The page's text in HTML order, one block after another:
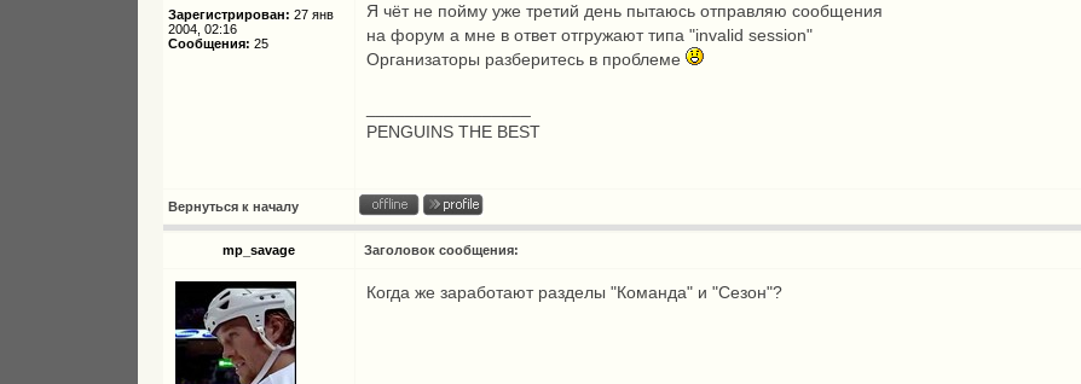
Зарегистрирован: 27 янв
2004, 02:16
Сообщения: 25
Я чёт не пойму уже третий день пытаюсь отправляю сообщения
на форум а мне в ответ отгружают типа "invalid session"
Организаторы разберитесь в проблеме
PENGUINS THE BEST
Вернуться к началу
mp_savage Заголовок сообщения:
Когда же заработают разделы "Команда" и "Сезон"?